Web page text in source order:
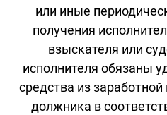
или иные
получения
взыскателя или
исполнителя обязаны
средства из
должника в